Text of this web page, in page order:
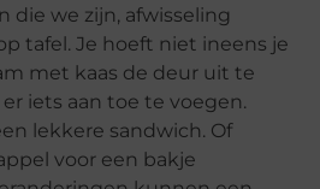
die we zijn, afwisseling
tafel. Je hoeft niet ineens je
met kaas de deur uit te
iets aan toe te voegen.
lekkere sandwich. Of
voor een bakje